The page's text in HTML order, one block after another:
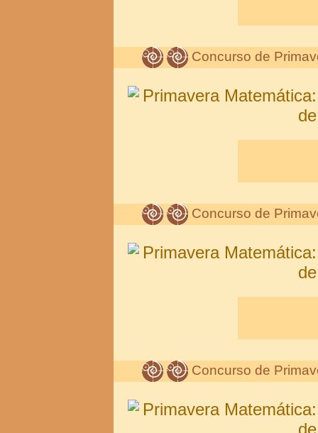
Concurso de
Concurso de
Concurso de